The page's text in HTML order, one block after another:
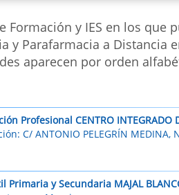
Formación y IES en los que
y Parafarmacia a Distancia
aparecen por orden
Profesional CENTRO INTEGRADO
C/ ANTONIO PELEGRÍN MEDINA,
y Secundaria MAJAL